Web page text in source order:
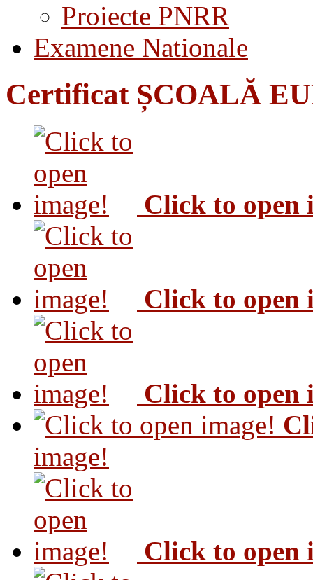
Proiecte PNRR
Examene Nationale
Certificat ȘCOALĂ
Click to open
Click to open
Click to open
image!
Click to open